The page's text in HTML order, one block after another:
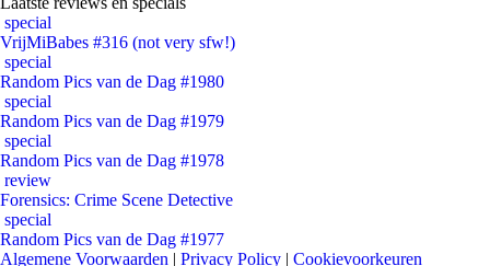
special
VrijMiBabes #316 (not very sfw!)
special
Random Pics van de Dag #1980
special
Random Pics van de Dag #1979
special
Random Pics van de Dag #1978
review
Forensics: Crime Scene Detective
special
Random Pics van de Dag #1977
Algemene Voorwaarden | Privacy Policy | Cookievoorkeuren